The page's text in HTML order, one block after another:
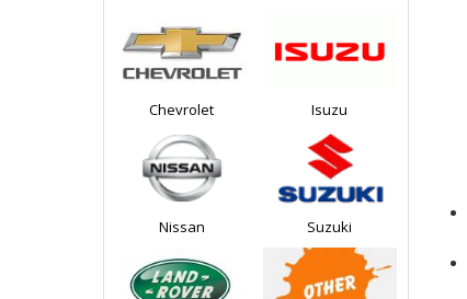
Chevrolet Isuzu
Nissan Suzuki